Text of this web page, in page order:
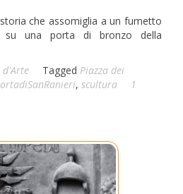
che assomiglia a un fumetto
su una porta di bronzo della
d'Arte Tagged Piazza dei
, scultura
1